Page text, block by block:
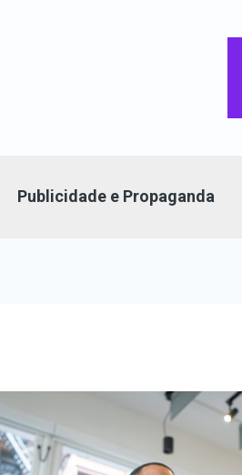
Publicidade e Propaganda